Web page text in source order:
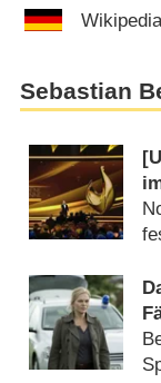
Sebastian